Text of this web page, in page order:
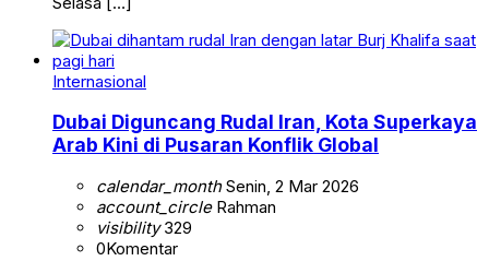
Internasional
Dubai Diguncang Rudal Iran, Kota Superkaya
Arab Kini di Pusaran Konflik Global
calendar_monthSenin, 2 Mar 2026
account_circleRahman
visibility329
0Komentar